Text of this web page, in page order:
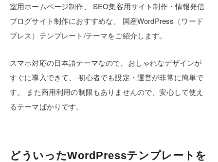
室用ホームページ制作、
SEO集客用サイト制作・情報発信
ブログサイト制作におすすめな、
国産WordPress（ワード
プレス）テンプレート/テーマをご紹介します。
スマホ対応の日本語テーマなので、おしゃれなデザインが
すぐに導入できて、
初心者でも設定・運営が非常に簡単で
す。
また商用利用の制限もありませんので、安心して使え
るテーマばかりです。
どういったWordPressテンプレートを